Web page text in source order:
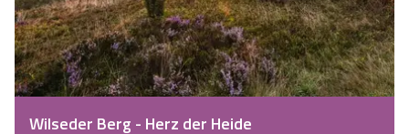
Wilseder Berg - Herz der Heide